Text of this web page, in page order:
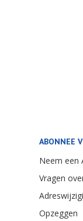
ABONNEE
Neem een
Vragen
Opzeggen